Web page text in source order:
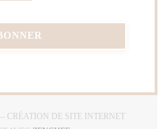
CRÉATION DE SITE INTERNET